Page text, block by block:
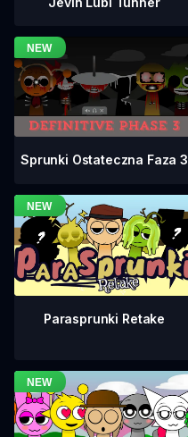
Sprunki Ostateczna Faza 3
Parasprunki Retake